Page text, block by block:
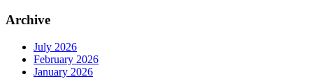
Archive
July 2026
February 2026
January 2026